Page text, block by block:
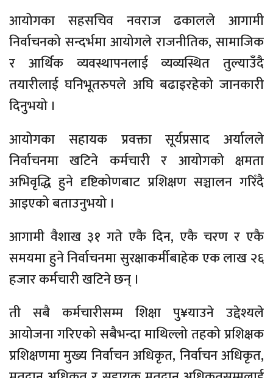
आयोगका सहसचिव नवराज ढकालले आगामी
निर्वाचनको सन्दर्भमा आयोगले राजनीतिक, सामाजिक
र आर्थिक व्यवस्थापनलाई व्यव्यस्थित तुल्याउँदै
तयारीलाई घनिभूतरुपले अघि बढाइरहेको जानकारी
दिनुभयो ।
आयोगका सहायक प्रवक्ता सूर्यप्रसाद अर्यालले
निर्वाचनमा खटिने कर्मचारी र आयोगको क्षमता
अभिवृद्धि हुने दृष्टिकोणबाट प्रशिक्षण सञ्चालन गरिँदै
आइएको बताउनुभयो ।
आगामी वैशाख ३१ गते एकै दिन, एकै चरण र एकै
समयमा हुने निर्वाचनमा सुरक्षाकर्मीबाहेक एक लाख २६
हजार कर्मचारी खटिने छन् ।
ती सबै कर्मचारीसम्म शिक्षा पु¥याउने उद्देश्यले
आयोजना गरिएको सबैभन्दा माथिल्लो तहको प्रशिक्षक
प्रशिक्षणमा मुख्य निर्वाचन अधिकृत, निर्वाचन अधिकृत,